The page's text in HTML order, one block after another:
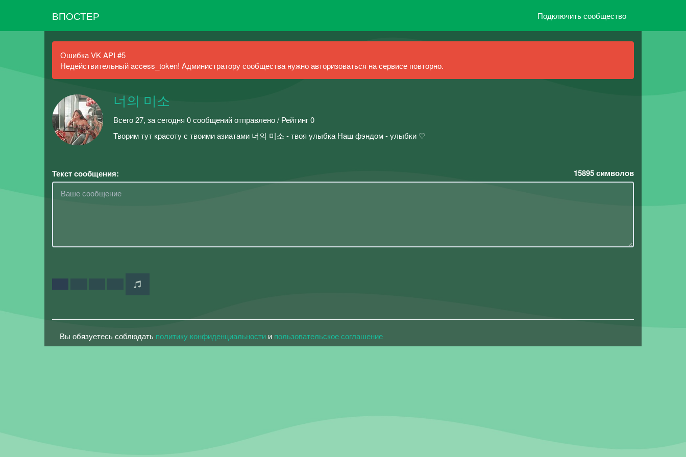
ВПОСТЕР Подключить сообщество
Ошибка VK API #5
Недействительный access_token! Администратору сообщества нужно авторизоваться на сервисе повторно.
너의 미소
Всего 27, за сегодня 0 сообщений отправлено / Рейтинг 0
Творим тут красоту с твоими азиатами 너의 미소 - твоя улыбка Наш фэндом - улыбки ♡
Текст сообщения: 15895символов
Вы обязуетесь соблюдать политику конфиденциальности и пользовательское соглашение